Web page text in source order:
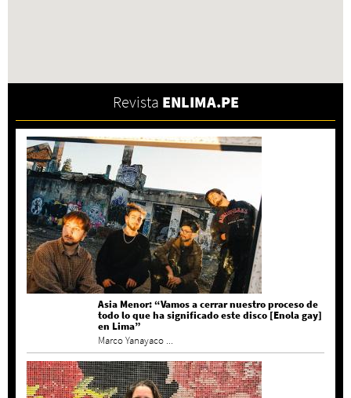
Revista ENLIMA.PE
Asia Menor: “Vamos a cerrar nuestro proceso de
todo lo que ha significado este disco [Enola gay]
en Lima”
Marco Yanayaco ...